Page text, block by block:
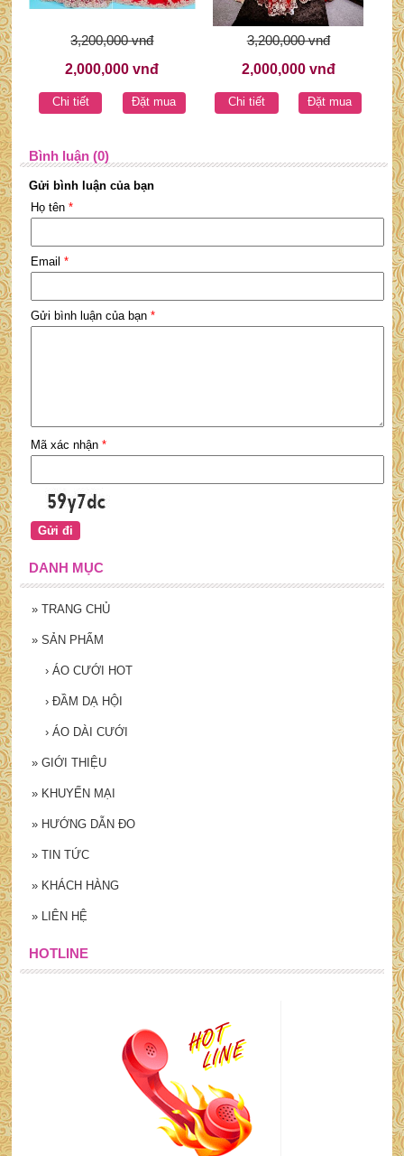
3,200,000 vnđ
2,000,000 vnđ
Chi tiết Đặt mua
3,200,000 vnđ
2,000,000 vnđ
Chi tiết Đặt mua
Bình luận (0)
Gửi bình luận của bạn
Họ tên *
Email *
Gửi bình luận của bạn *
Mã xác nhận *
DANH MỤC
» TRANG CHỦ
» SẢN PHẨM
› ÁO CƯỚI HOT
› ĐẦM DẠ HỘI
› ÁO DÀI CƯỚI
» GIỚI THIỆU
» KHUYẾN MẠI
» HƯỚNG DẪN ĐO
» TIN TỨC
» KHÁCH HÀNG
» LIÊN HỆ
HOTLINE